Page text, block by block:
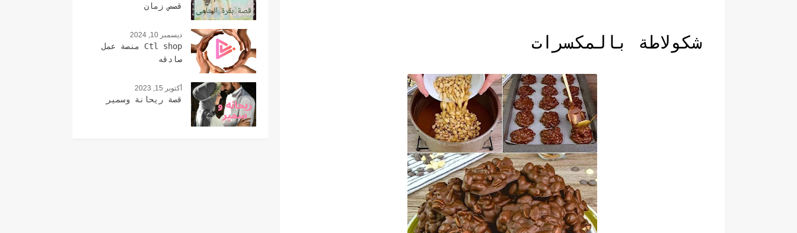
شكولاطة بالمكسرات
قصص زمان
ديسمبر 10, 2024
Ctl shop منصة عمل
صادقه
أكتوبر 15, 2023
قصة ريحانة وسمير